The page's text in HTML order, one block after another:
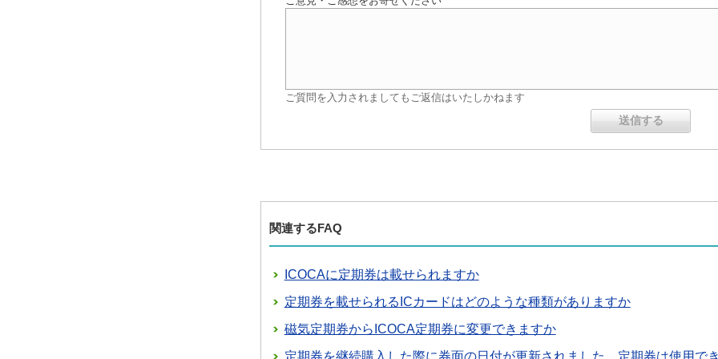
ご質問を入力されましてもご返信はいたしかねます
関連するFAQ
ICOCAに定期券は載せられますか
定期券を載せられるICカードはどのような種類がありますか
磁気定期券からICOCA定期券に変更できますか
定期券を継続購入した際に券面の日付が更新されました、定期券は使用で